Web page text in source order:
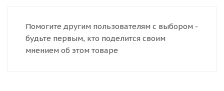
Помогите другим пользователям с выбором -
будьте первым, кто поделится своим
мнением об этом товаре